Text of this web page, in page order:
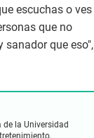
escuchas o ves
que no
sanador que eso",
la Universidad